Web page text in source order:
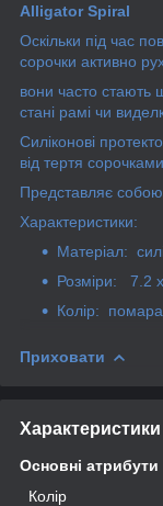
Alligator Spiral
Оскільки під час
сорочки активно
вони часто стають
стані рамі чи
Силіконові
від тертя
Представляє
Характеристики:
Матеріал:
Розміри: 7.2
Колір:
Приховати
Характеристики
Основні атрибути
Колір